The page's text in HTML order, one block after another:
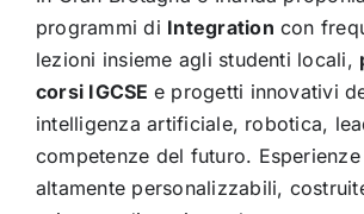
programmi di Integration con
lezioni insieme agli studenti locali,
corsi IGCSE e progetti innovativi
intelligenza artificiale, robotica,
competenze del futuro.
altamente personalizzabili,